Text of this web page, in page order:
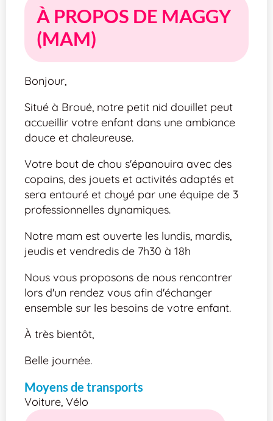
À PROPOS DE MAGGY
(MAM)
Bonjour,
Situé à Broué, notre petit nid douillet peut
accueillir votre enfant dans une ambiance
douce et chaleureuse.
Votre bout de chou s'épanouira avec des
copains, des jouets et activités adaptés et
sera entouré et choyé par une équipe de 3
professionnelles dynamiques.
Notre mam est ouverte les lundis, mardis,
jeudis et vendredis de 7h30 à 18h
Nous vous proposons de nous rencontrer
lors d'un rendez vous afin d'échanger
ensemble sur les besoins de votre enfant.
À très bientôt,
Belle journée.
Moyens de transports
Voiture, Vélo